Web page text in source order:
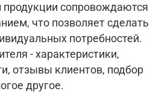
продукции сопровождаются
что позволяет сделать
потребностей.
- характеристики,
отзывы клиентов, подбор
другое.